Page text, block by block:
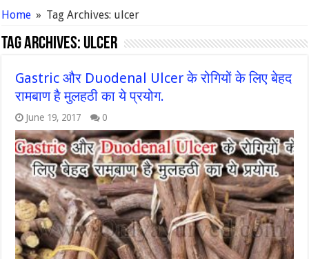
Home » Tag Archives: ulcer
Tag Archives: ulcer
Gastric और Duodenal Ulcer के रोगियों के लिए बेहद
रामबाण है मुलहठी का ये प्रयोग.
June 19, 2017 0